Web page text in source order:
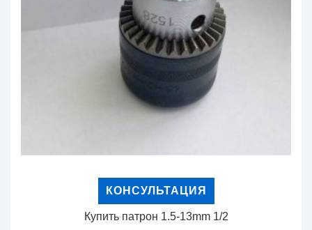
КОНСУЛЬТАЦИЯ
Купить патрон 1.5-13mm 1/2